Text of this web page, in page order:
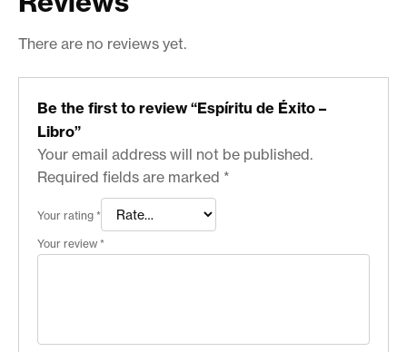
There are no reviews yet.
Be the first to review “Espíritu de Éxito –
Libro”
Your email address will not be published.
Required fields are marked *
Your rating *
Your review *